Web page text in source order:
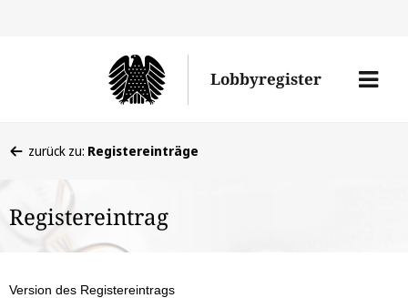
Lobbyregister
Menü
befinden
hier:
zurück zu: Registereinträge
Registereintrag
Version des Registereintrags